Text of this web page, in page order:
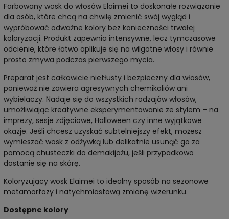
Farbowany wosk do włosów Elaimei to doskonałe rozwiązanie
dla osób, które chcą na chwilę zmienić swój wygląd i
wypróbować odważne kolory bez konieczności trwałej
koloryzacji. Produkt zapewnia intensywne, lecz tymczasowe
odcienie, które łatwo aplikuje się na wilgotne włosy i równie
prosto zmywa podczas pierwszego mycia.
Preparat jest całkowicie nietłusty i bezpieczny dla włosów,
ponieważ nie zawiera agresywnych chemikaliów ani
wybielaczy. Nadaje się do wszystkich rodzajów włosów,
umożliwiając kreatywne eksperymentowanie ze stylem – na
imprezy, sesje zdjęciowe, Halloween czy inne wyjątkowe
okazje. Jeśli chcesz uzyskać subtelniejszy efekt, możesz
wymieszać wosk z odżywką lub delikatnie usunąć go za
pomocą chusteczki do demakijażu, jeśli przypadkowo
dostanie się na skórę.
Koloryzujący wosk Elaimei to idealny sposób na sezonowe
metamorfozy i natychmiastową zmianę wizerunku.
Dostępne kolory